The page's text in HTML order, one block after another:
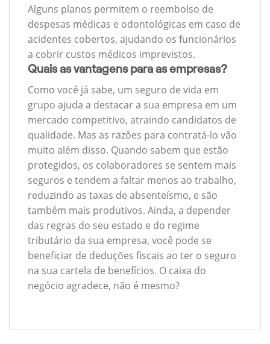
Alguns planos permitem o reembolso de
despesas médicas e odontológicas em caso de
acidentes cobertos, ajudando os funcionários
a cobrir custos médicos imprevistos.
Quais as vantagens para as empresas?
Como você já sabe, um seguro de vida em
grupo ajuda a destacar a sua empresa em um
mercado competitivo, atraindo candidatos de
qualidade. Mas as razões para contratá-lo vão
muito além disso. Quando sabem que estão
protegidos, os colaboradores se sentem mais
seguros e tendem a faltar menos ao trabalho,
reduzindo as taxas de absenteísmo, e são
também mais produtivos. Ainda, a depender
das regras do seu estado e do regime
tributário da sua empresa, você pode se
beneficiar de deduções fiscais ao ter o seguro
na sua cartela de benefícios. O caixa do
negócio agradece, não é mesmo?